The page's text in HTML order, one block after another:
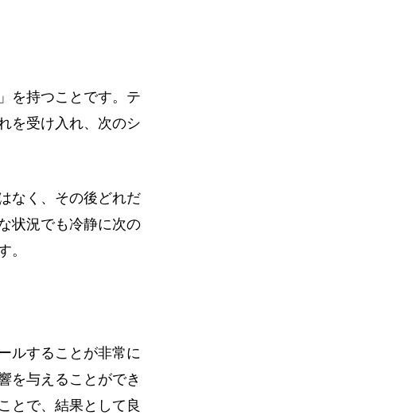
を持つことです。テ
を受け入れ、次のシ
なく、その後どれだ
状況でも冷静に次の
ルすることが非常に
を与えることができ
とで、結果として良